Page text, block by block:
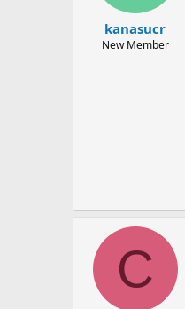
kanasucr
New Member
C